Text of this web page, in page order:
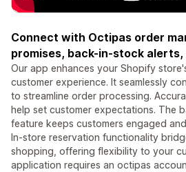
Connect with Octipas order
promises, back-in-stock
Our app enhances your Shopify
customer experience. It seamlessly
to streamline order processing.
help set customer expectations. The
feature keeps customers engaged
In-store reservation functionality
shopping, offering flexibility to your
application requires an octipas